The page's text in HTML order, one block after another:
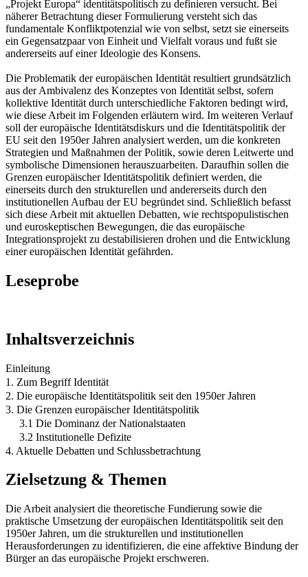
„Projekt Europa“ identitätspolitisch zu definieren versucht. Bei
näherer Betrachtung dieser Formulierung versteht sich das
fundamentale Konfliktpotenzial wie von selbst, setzt sie einerseits
ein Gegensatzpaar von Einheit und Vielfalt voraus und fußt sie
andererseits auf einer Ideologie des Konsens.
Die Problematik der europäischen Identität resultiert grundsätzlich
aus der Ambivalenz des Konzeptes von Identität selbst, sofern
kollektive Identität durch unterschiedliche Faktoren bedingt wird,
wie diese Arbeit im Folgenden erläutern wird. Im weiteren Verlauf
soll der europäische Identitätsdiskurs und die Identitätspolitik der
EU seit den 1950er Jahren analysiert werden, um die konkreten
Strategien und Maßnahmen der Politik, sowie deren Leitwerte und
symbolische Dimensionen herauszuarbeiten. Daraufhin sollen die
Grenzen europäischer Identitätspolitik definiert werden, die
einerseits durch den strukturellen und andererseits durch den
institutionellen Aufbau der EU begründet sind. Schließlich befasst
sich diese Arbeit mit aktuellen Debatten, wie rechtspopulistischen
und euroskeptischen Bewegungen, die das europäische
Integrationsprojekt zu destabilisieren drohen und die Entwicklung
einer europäischen Identität gefährden.
Leseprobe
Inhaltsverzeichnis
Einleitung
1. Zum Begriff Identität
2. Die europäische Identitätspolitik seit den 1950er Jahren
3. Die Grenzen europäischer Identitätspolitik
3.1 Die Dominanz der Nationalstaaten
3.2 Institutionelle Defizite
4. Aktuelle Debatten und Schlussbetrachtung
Zielsetzung & Themen
Die Arbeit analysiert die theoretische Fundierung sowie die
praktische Umsetzung der europäischen Identitätspolitik seit den
1950er Jahren, um die strukturellen und institutionellen
Herausforderungen zu identifizieren, die eine affektive Bindung der
Bürger an das europäische Projekt erschweren.